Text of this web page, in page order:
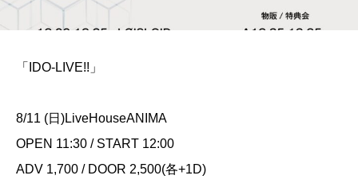
「IDO-LIVE!!」
8/11 (日)LiveHouseANIMA
OPEN 11:30 / START 12:00
ADV 1,700 / DOOR 2,500(各+1D)